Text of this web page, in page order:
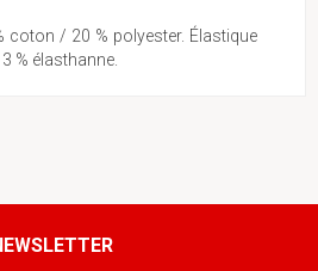
coton / 20 % polyester. Élastique
% élasthanne.